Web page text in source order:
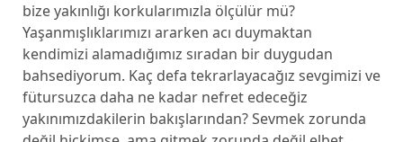
bize yakınlığı korkularımızla ölçülür mü?
Yaşanmışlıklarımızı ararken acı duymaktan
kendimizi alamadığımız sıradan bir duygudan
bahsediyorum. Kaç defa tekrarlayacağız sevgimizi ve
fütursuzca daha ne kadar nefret edeceğiz
yakınımızdakilerin bakışlarından? Sevmek zorunda